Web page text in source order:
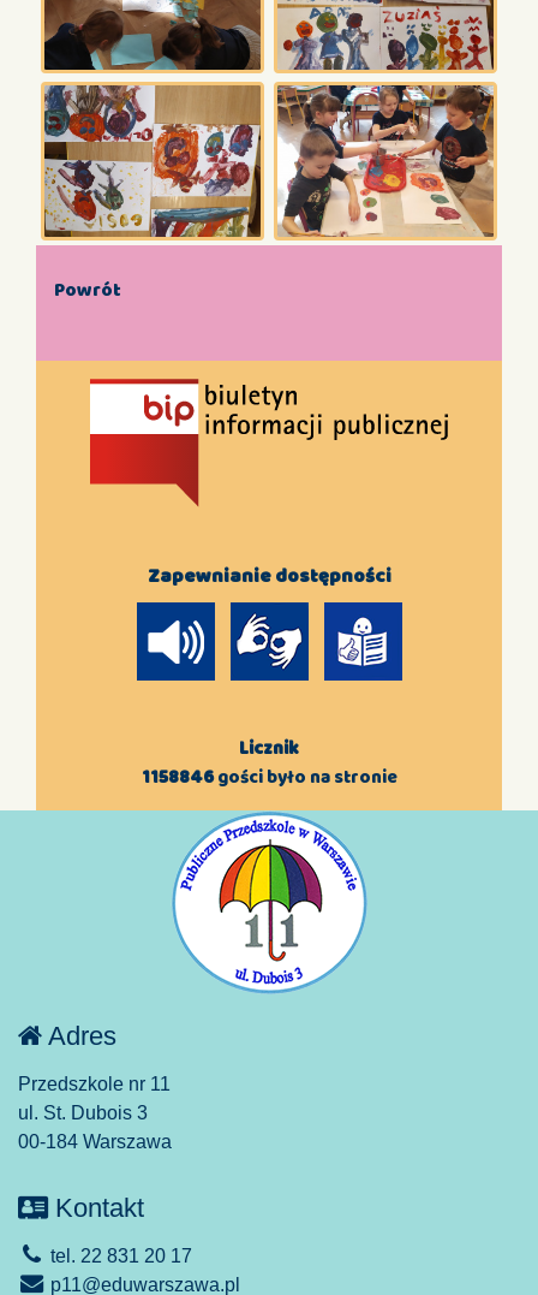
Powrót
Zapewnianie dostępności
Licznik
1158846gości było na stronie
Adres
Przedszkole nr 11
ul. St. Dubois 3
00-184 Warszawa
Kontakt
tel. 22 831 20 17
p11@eduwarszawa.pl